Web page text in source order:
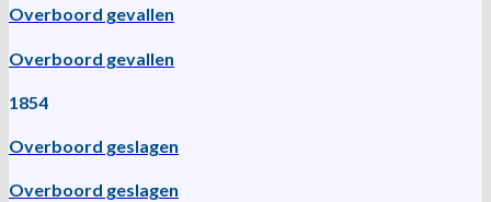
Overboord gevallen
Overboord gevallen
1854
Overboord geslagen
Overboord geslagen